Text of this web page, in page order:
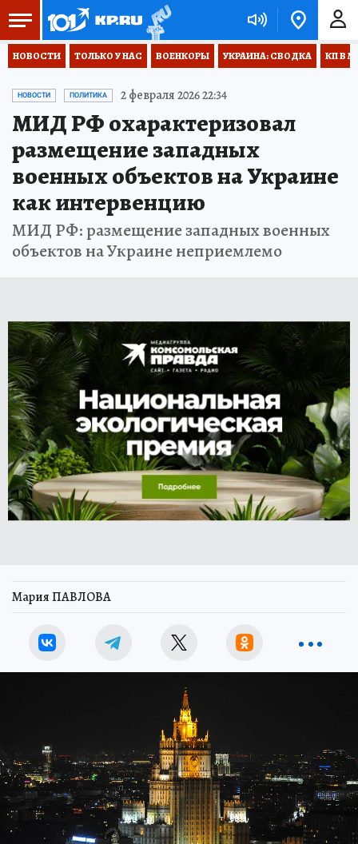
НОВОСТИ ТОЛЬКО У НАС ВОЕНКОРЫ УКРАИНА: СВОДКА КП В
НОВОСТИ ПОЛИТИКА 2 февраля 2026 22:34
МИД РФ охарактеризовал
размещение западных
военных объектов на Украине
как интервенцию
МИД РФ: размещение западных военных
объектов на Украине неприемлемо
Мария ПАВЛОВА